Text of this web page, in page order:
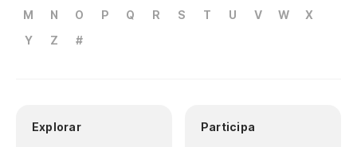
M
N O P Q R S T U V W
X
Y
Z #
Explorar Participa